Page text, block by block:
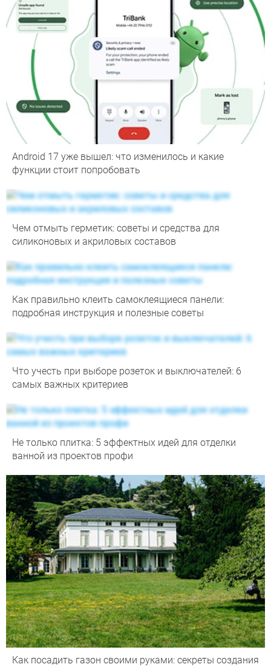
Android 17 уже вышел: что изменилось и какие
функции стоит попробовать
Чем отмыть герметик: советы и средства для
силиконовых и акриловых составов
Как правильно клеить самоклеящиеся панели:
подробная инструкция и полезные советы
Что учесть при выборе розеток и выключателей: 6
самых важных критериев
Не только плитка: 5 эффектных идей для отделки
ванной из проектов профи
Как посадить газон своими руками: секреты создания